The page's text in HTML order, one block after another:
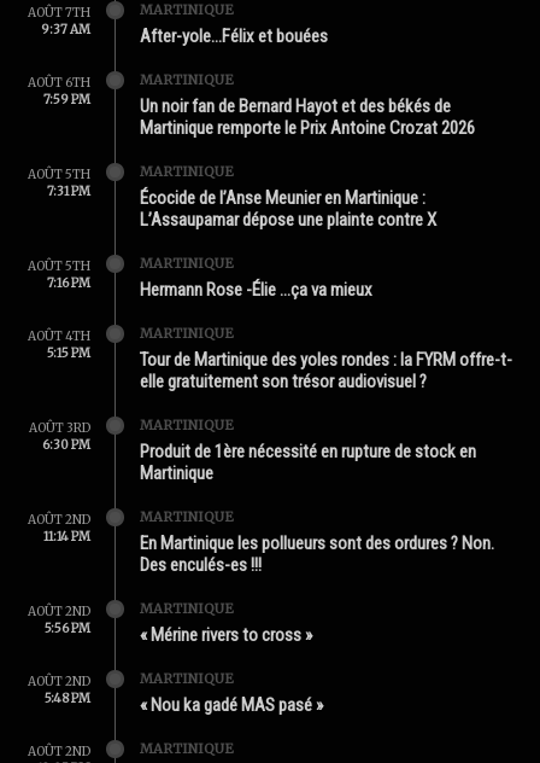
AOÛT 7TH
9:37 AM
MARTINIQUE
After-yole…Félix et bouées
AOÛT 6TH
7:59 PM
MARTINIQUE
Un noir fan de Bernard Hayot et des békés de
Martinique remporte le Prix Antoine Crozat 2026
AOÛT 5TH
7:31 PM
MARTINIQUE
Écocide de l’Anse Meunier en Martinique :
L’Assaupamar dépose une plainte contre X
AOÛT 5TH
7:16 PM
MARTINIQUE
Hermann Rose -Élie …ça va mieux
AOÛT 4TH
5:15 PM
MARTINIQUE
Tour de Martinique des yoles rondes : la FYRM offre-t-
elle gratuitement son trésor audiovisuel ?
AOÛT 3RD
6:30 PM
MARTINIQUE
Produit de 1ère nécessité en rupture de stock en
Martinique
AOÛT 2ND
11:14 PM
MARTINIQUE
En Martinique les pollueurs sont des ordures ? Non.
Des enculés-es !!!
AOÛT 2ND
5:56 PM
MARTINIQUE
« Mérine rivers to cross »
AOÛT 2ND
5:48 PM
MARTINIQUE
« Nou ka gadé MAS pasé »
AOÛT 2ND
MARTINIQUE